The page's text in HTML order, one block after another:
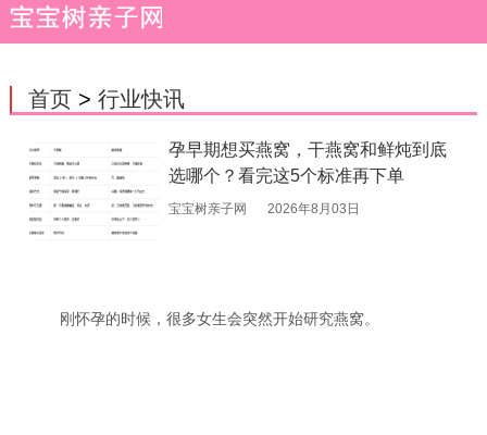
首页> 行业快讯
孕早期想买燕窝，干燕窝和鲜炖到底
选哪个？看完这5个标准再下单
宝宝树亲子网 2026年8月03日
刚怀孕的时候，很多女生会突然开始研究燕窝。